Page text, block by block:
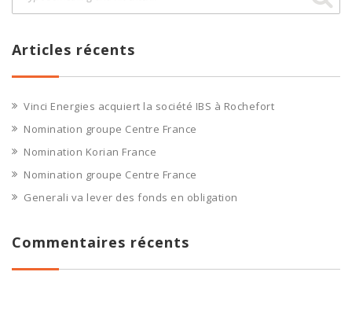
Articles récents
Vinci Energies acquiert la société IBS à Rochefort
Nomination groupe Centre France
Nomination Korian France
Nomination groupe Centre France
Generali va lever des fonds en obligation
Commentaires récents